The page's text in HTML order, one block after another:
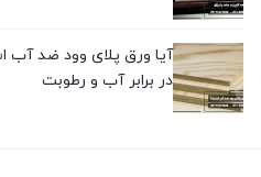
آیا ورق پلای وود ضد آب
در برابر آب و رطوبت